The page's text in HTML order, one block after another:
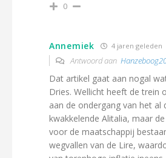
0
Annemiek 4 jaren geleden
Antwoord aan
Dat artikel gaat aan nogal
Dries. Wellicht heeft de trein
aan de ondergang van het al
kwakkelende Alitalia, maar
voor de maatschappij
wegvallen van de Lire,